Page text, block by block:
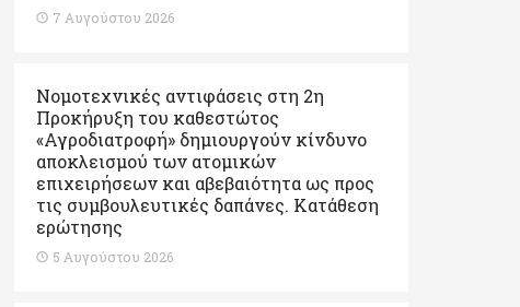
7 Αυγούστου 2026
Νομοτεχνικές αντιφάσεις στη 2η
Προκήρυξη του καθεστώτος
«Αγροδιατροφή» δημιουργούν κίνδυνο
αποκλεισμού των ατομικών
επιχειρήσεων και αβεβαιότητα ως προς
τις συμβουλευτικές δαπάνες. Κατάθεση
ερώτησης
5 Αυγούστου 2026